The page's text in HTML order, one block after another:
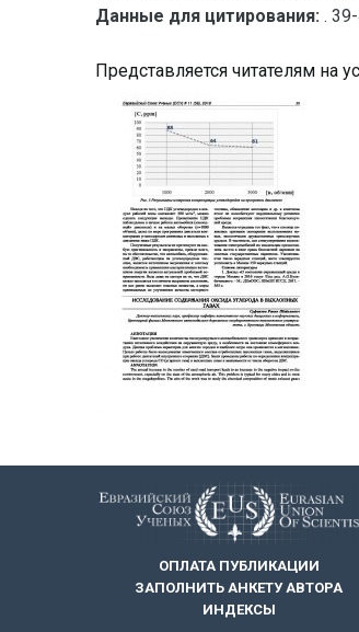
Данные для цитирования: .
Представляется читателям на
ОПЛАТА ПУБЛИКАЦИИ
ЗАПОЛНИТЬ АНКЕТУ АВТОРА
ИНДЕКСЫ